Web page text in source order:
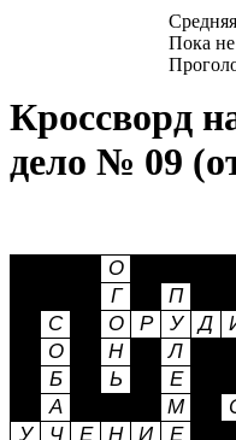
Пока
Кроссворд
дело № 09